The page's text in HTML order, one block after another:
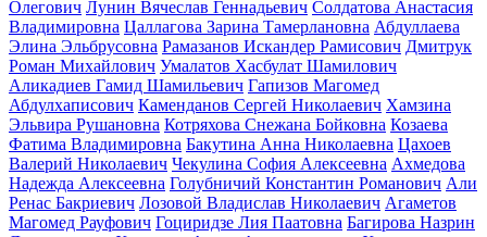
Олегович Лунин Вячеслав Геннадьевич Солдатова Анастасия
Владимировна Цаллагова Зарина Тамерлановна Абдуллаева
Элина Эльбрусовна Рамазанов Искандер Рамисович Дмитрук
Роман Михайлович Умалатов Хасбулат Шамилович
Аликадиев Гамид Шамильевич Гапизов Магомед
Абдулхаписович Каменданов Сергей Николаевич Хамзина
Эльвира Рушановна Котряхова Снежана Бойковна Козаева
Фатима Владимировна Бакутина Анна Николаевна Цахоев
Валерий Николаевич Чекулина София Алексеевна Ахмедова
Надежда Алексеевна Голубничий Константин Романович Али
Ренас Бакриевич Лозовой Владислав Николаевич Агаметов
Магомед Рауфович Гоциридзе Лия Паатовна Багирова Назрин